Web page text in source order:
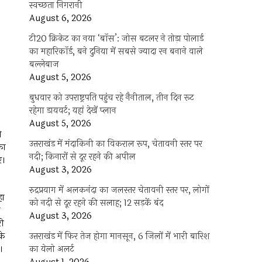
स्वच्छता निगरानी
August 6, 2026
टी20 क्रिकेट का नया ‘बॉस’: जोस बटलर ने तोड़ा पोलार्ड
का महारिकॉर्ड, बने दुनिया में सबसे ज्यादा रन बनाने वाले
बल्लेबाज
August 5, 2026
बुधवार को उपराष्ट्रपति पहुंच रहे नैनीताल, तीन दिन रूट
रहेगा डायवर्ट; यहां देखें प्‍लान
August 5, 2026
उत्तराखंड में मंदाकिनी का विकराल रूप, चेतावनी स्तर पर
नदी; किनारों से दूर रहने की अपील
August 3, 2026
रुद्रप्रयाग में अलकनंदा का जलस्तर चेतावनी स्तर पर, लोगों
को नदी से दूर रहने की सलाह; 12 सड़कें बंद
August 3, 2026
उत्तराखंड में फिर तेज होगा मानसून, 6 जिलों में भारी बारिश
का येलो अलर्ट